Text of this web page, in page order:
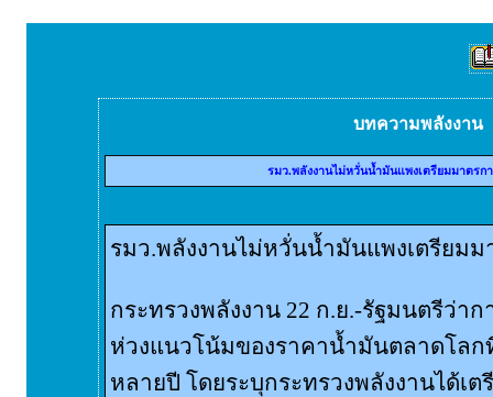
บทความพลังงาน
รมว.พลังงานไม่หวั่นน้ำมันแพงเตรียมมาตรก
รมว.พลังงานไม่หวั่นน้ำมันแพงเตรียมม
กระทรวงพลังงาน 22 ก.ย.-รัฐมนตรีว่า
ห่วงแนวโน้มของราคาน้ำมันตลาดโลก
หลายปี โดยระบุกระทรวงพลังงานได้เต